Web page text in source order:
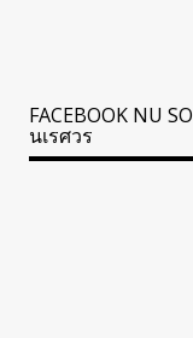
FACEBOOK NU
นเรศวร